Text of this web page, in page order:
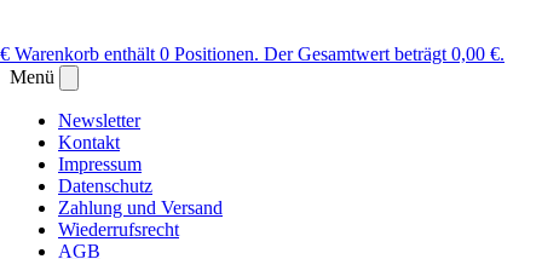
Warenkorb enthält 0 Positionen. Der Gesamtwert beträgt 0,00 €.
Menü
Newsletter
Kontakt
Impressum
Datenschutz
Zahlung und Versand
Wiederrufsrecht
AGB